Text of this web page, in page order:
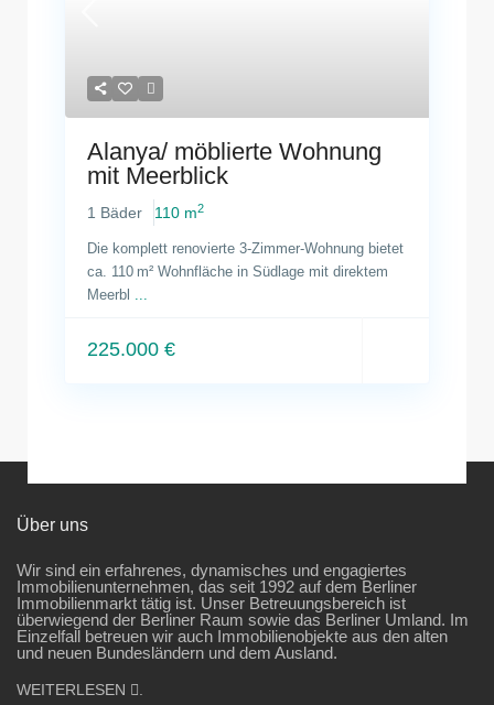
Alanya/ möblierte Wohnung
mit Meerblick
1 Bäder 110 m2
Die komplett renovierte 3-Zimmer-Wohnung bietet
ca. 110 m² Wohnfläche in Südlage mit direktem
Meerbl
225.000 €
Über uns
Wir sind ein erfahrenes, dynamisches und engagiertes
Immobilienunternehmen, das seit 1992 auf dem Berliner
Immobilienmarkt tätig ist. Unser Betreuungsbereich ist
überwiegend der Berliner Raum sowie das Berliner Umland. Im
Einzelfall betreuen wir auch Immobilienobjekte aus den alten
und neuen Bundesländern und dem Ausland.
WEITERLESEN